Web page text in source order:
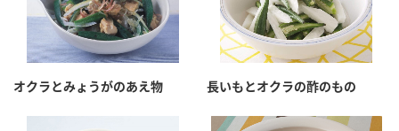
炊き込みご飯の素 米飯用調味液
PIN印
三ツ判山吹
ZENB initiative
MIM（ミツカンミュージアム）
お客様の声をいかしました
よくあるご質問
オクラとみょうがのあえ物 長いもとオクラの酢のもの